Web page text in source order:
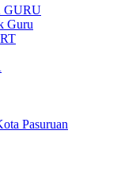
GURU
Guru
Pasuruan